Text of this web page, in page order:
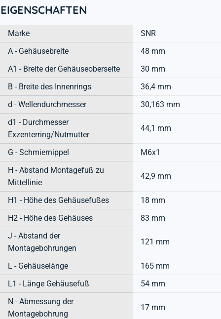
EIGENSCHAFTEN
Marke
SNR
A - Gehäusebreite
48 mm
A1 - Breite der Gehäuseoberseite
30 mm
B - Breite des Innenrings
36,4 mm
d - Wellendurchmesser
30,163 mm
d1 - Durchmesser
Exzenterring/Nutmutter
44,1 mm
G - Schmiernippel
M6x1
H - Abstand Montagefuß zu
Mittellinie
42,9 mm
H1 - Höhe des Gehäusefußes
18 mm
H2 - Höhe des Gehäuses
83 mm
J - Abstand der
Montagebohrungen
121 mm
L - Gehäuselänge
165 mm
L1 - Länge Gehäusefuß
54 mm
N - Abmessung der
Montagebohrung
17 mm